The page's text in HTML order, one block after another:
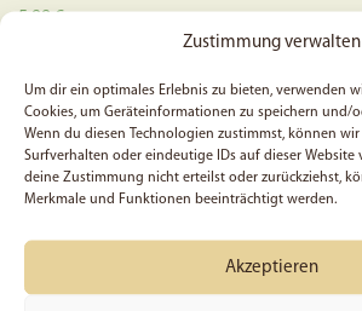
Zustimmung verwalten
Um dir ein optimales Erlebnis zu bieten, verwenden
Cookies, um Geräteinformationen zu speichern und/
Wenn du diesen Technologien zustimmst, können
Surfverhalten oder eindeutige IDs auf dieser Website
deine Zustimmung nicht erteilst oder zurückziehst,
Merkmale und Funktionen beeinträchtigt werden.
Akzeptieren
Bewertet mit
5,99€
In den